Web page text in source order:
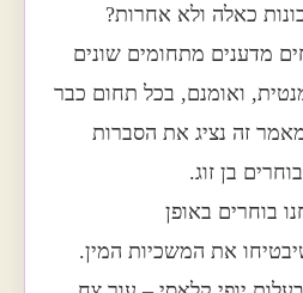
כאלה ולא אחרות?
מדענים מתחומים שונים
ואומנם, בכל תחום כבר
זה נציג את הסברות
בן זוג.
בוחרים באופן
את המשכיות המין.